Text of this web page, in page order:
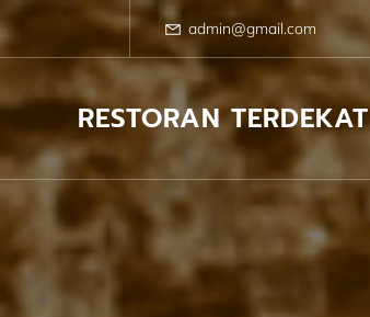
Skip
to
content
admin@gmail.com
RESTORAN TERDEKAT